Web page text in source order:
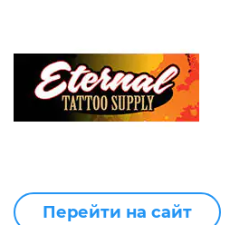
Перейти на сайт